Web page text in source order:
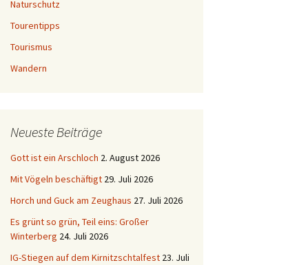
Naturschutz
Tourentipps
Tourismus
Wandern
Neueste Beiträge
Gott ist ein Arschloch 2. August 2026
Mit Vögeln beschäftigt 29. Juli 2026
Horch und Guck am Zeughaus 27. Juli 2026
Es grünt so grün, Teil eins: Großer
Winterberg 24. Juli 2026
IG-Stiegen auf dem Kirnitzschtalfest 23. Juli